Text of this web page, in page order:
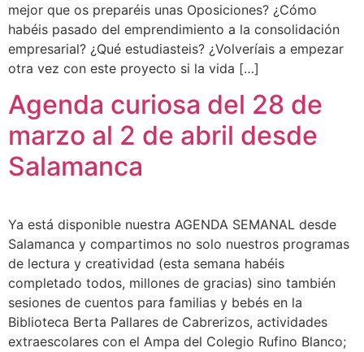
mejor que os preparéis unas Oposiciones? ¿Cómo
habéis pasado del emprendimiento a la consolidación
empresarial? ¿Qué estudiasteis? ¿Volveríais a empezar
otra vez con este proyecto si la vida […]
Agenda curiosa del 28 de
marzo al 2 de abril desde
Salamanca
Ya está disponible nuestra AGENDA SEMANAL desde
Salamanca y compartimos no solo nuestros programas
de lectura y creatividad (esta semana habéis
completado todos, millones de gracias) sino también
sesiones de cuentos para familias y bebés en la
Biblioteca Berta Pallares de Cabrerizos, actividades
extraescolares con el Ampa del Colegio Rufino Blanco;